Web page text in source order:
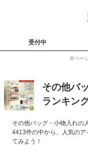
受付中
本ペー
その他バ
ランキン
その他バッグ・小物入れの
4413件の中から、人気のア
てみよう！